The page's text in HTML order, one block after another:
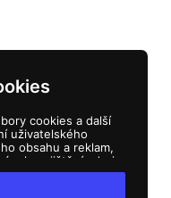
cookies a další
uživatelského
obsahu a reklam,
a zjištění zdroje